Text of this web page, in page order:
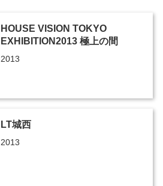
HOUSE VISION TOKYO
EXHIBITION2013 極上の間
2013
LT城西
2013